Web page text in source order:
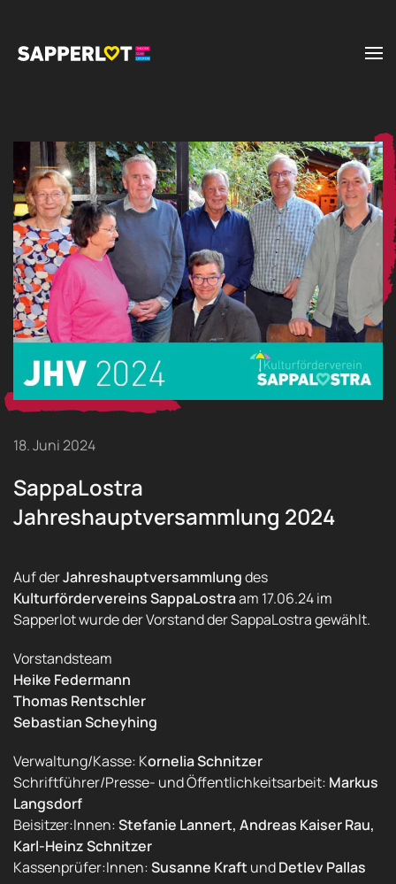
Zum Hauptinhalt springen
18. Juni 2024
SappaLostra
Jahreshauptversammlung 2024
Auf derJahreshauptversammlungdes
Kulturfördervereins SappaLostraam 17.06.24 im
Sapperlot wurde der Vorstand der SappaLostra gewählt.
Vorstandsteam
Heike Federmann
Thomas Rentschler
Sebastian Scheyhing
Verwaltung/Kasse: Kornelia Schnitzer
Schriftführer/Presse- und Öffentlichkeitsarbeit: Markus
Langsdorf
Beisitzer:Innen:Stefanie Lannert, Andreas Kaiser Rau,
Karl-Heinz Schnitzer
Kassenprüfer:Innen:Susanne Kraft undDetlev Pallas